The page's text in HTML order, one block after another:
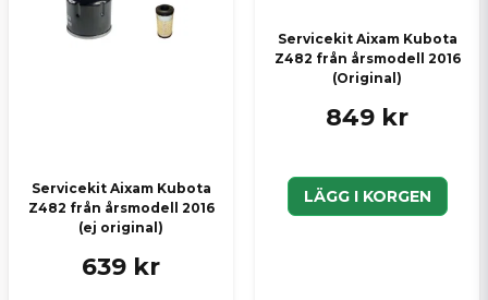
Servicekit Aixam Kubota
Z482 från årsmodell 2016
(ej original)
639 kr
Servicekit Aixam Kubota
Z482 från årsmodell 2016
(Original)
849 kr
LÄGG I KORGEN
Skicka en fråga